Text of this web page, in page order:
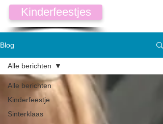
Kinderfeestjes
Blog
Alle berichten
Kinderfeestje
Sinterklaas
Alle berichten